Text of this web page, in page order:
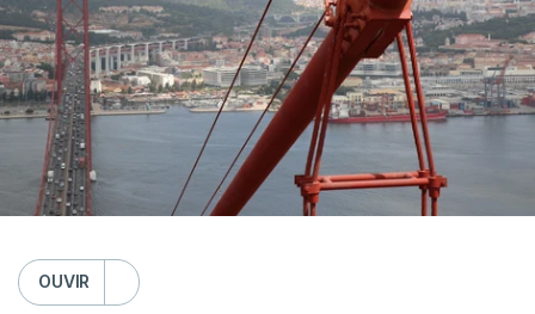
OUVIR